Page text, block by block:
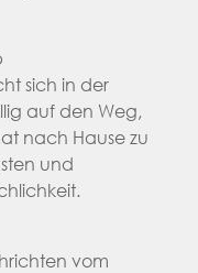
sich in der
auf den Weg,
nach Hause zu
und
vom